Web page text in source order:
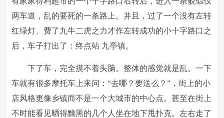
两车道，乱的要死的一条路上。并且，过了一个没有左转
红绿灯、费了九牛二虎之力才作左转成功的小十字路口之
后，车子打出了：终点站 九亭镇。
下了车，完全摸不着头脑。整体的感觉就是乱。一下
车就有很多摩托车上来问：“去哪？要送么？”，街上的小
店风格更像乡镇而不是一个大城市的中心点。甚至在街上
不时能看见晒得黝黑的几个人坐在地下甩扑克。左右走了